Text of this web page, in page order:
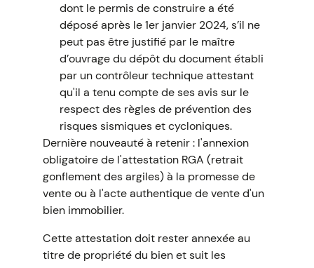
dont le permis de construire a été
déposé après le 1er janvier 2024, s’il ne
peut pas être justifié par le maître
d’ouvrage du dépôt du document établi
par un contrôleur technique attestant
qu'il a tenu compte de ses avis sur le
respect des règles de prévention des
risques sismiques et cycloniques.
Dernière nouveauté à retenir : l'annexion
obligatoire de l'attestation RGA (retrait
gonflement des argiles) à la promesse de
vente ou à l'acte authentique de vente d'un
bien immobilier.
Cette attestation doit rester annexée au
titre de propriété du bien et suit les